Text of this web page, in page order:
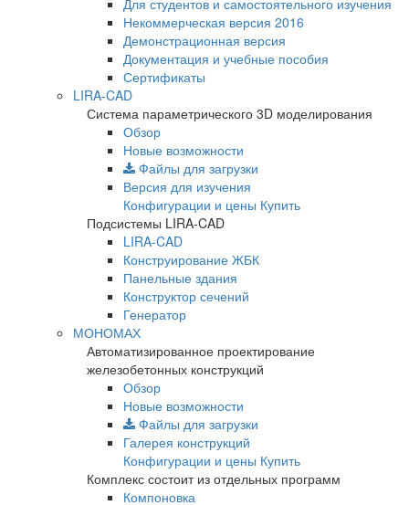
Некоммерческая версия 2016
Демонстрационная версия
Документация и учебные пособия
Сертификаты
LIRA-CAD
Система параметрического 3D моделирования
Обзор
Новые возможности
Файлы для загрузки
Версия для изучения
Конфигурации и цены Купить
Подсистемы LIRA-CAD
LIRA-CAD
Конструирование ЖБК
Панельные здания
Конструктор сечений
Генератор
МОНОМАХ
Автоматизированное проектирование
железобетонных конструкций
Обзор
Новые возможности
Файлы для загрузки
Галерея конструкций
Конфигурации и цены Купить
Комплекс состоит из отдельных программ
Компоновка